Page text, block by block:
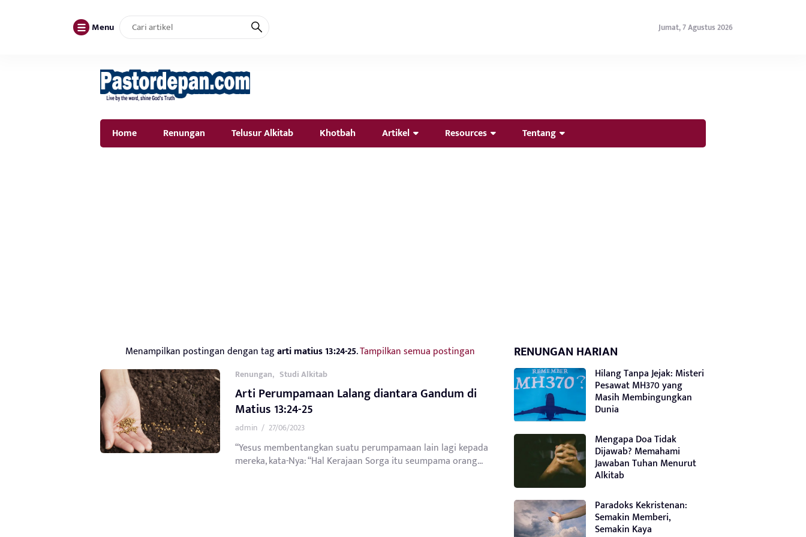
Menu Jumat, 7 Agustus 2026
Home Renungan Telusur Alkitab Khotbah Artikel Resources Tentang
Menampilkan postingan dengan tagarti matius 13:24-25.Tampilkan semua postingan
Renungan, Studi Alkitab
Arti Perumpamaan Lalang diantara Gandum di
Matius 13:24-25
admin / 27/06/2023
“Yesus membentangkan suatu perumpamaan lain lagi kepada
mereka, kata-Nya: “Hal Kerajaan Sorga itu seumpama orang...
RENUNGAN HARIAN
Hilang Tanpa Jejak: Misteri
Pesawat MH370 yang
Masih Membingungkan
Dunia
Mengapa Doa Tidak
Dijawab? Memahami
Jawaban Tuhan Menurut
Alkitab
Paradoks Kekristenan:
Semakin Memberi,
Semakin Kaya